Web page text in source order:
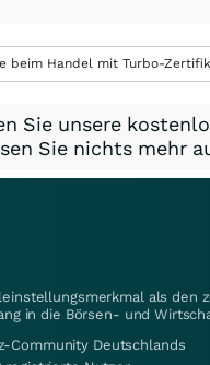
beim Handel mit Turbo-
Sie unsere
Sie nichts mehr
als
in die Börsen- und
Community Deutschlands